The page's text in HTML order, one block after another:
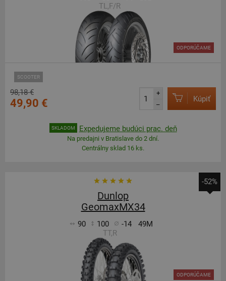
TL,F/R
SCOOTER
ODPORÚČAME
98,18 €
49,90 €
+
–
Kúpiť
SKLADOM Expedujeme budúci prac. deň
Na predajni v Bratislave do 2 dní.
Centrálny sklad 16 ks.
-52%
Dunlop
GeomaxMX34
90 100 -14
49M
TT,R
ODPORÚČAME